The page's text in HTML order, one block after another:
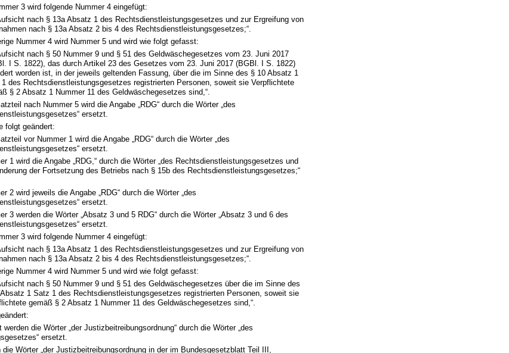
3 wird folgende Nummer 4 eingefügt:
nach § 13a Absatz 1 des Rechtsdienstleistungsgesetzes und zur Ergreifung von
nach § 13a Absatz 2 bis 4 des Rechtsdienstleistungsgesetzes;“.
Nummer 4 wird Nummer 5 und wird wie folgt gefasst:
nach § 50 Nummer 9 und § 51 des Geldwäschegesetzes vom 23. Juni 2017
I S. 1822), das durch Artikel 23 des Gesetzes vom 23. Juni 2017 (BGBl. I S. 1822)
worden ist, in der jeweils geltenden Fassung, über die im Sinne des § 10 Absatz 1
des Rechtsdienstleistungsgesetzes registrierten Personen, soweit sie Verpflichtete
§ 2 Absatz 1 Nummer 11 des Geldwäschegesetzes sind,“.
nach Nummer 5 wird die Angabe „RDG“ durch die Wörter „des
ersetzt.
folgt geändert:
vor Nummer 1 wird die Angabe „RDG“ durch die Wörter „des
ersetzt.
1 wird die Angabe „RDG,“ durch die Wörter „des Rechtsdienstleistungsgesetzes und
der Fortsetzung des Betriebs nach § 15b des Rechtsdienstleistungsgesetzes;“
2 wird jeweils die Angabe „RDG“ durch die Wörter „des
ersetzt.
3 werden die Wörter „Absatz 3 und 5 RDG“ durch die Wörter „Absatz 3 und 6 des
ersetzt.
3 wird folgende Nummer 4 eingefügt:
nach § 13a Absatz 1 des Rechtsdienstleistungsgesetzes und zur Ergreifung von
nach § 13a Absatz 2 bis 4 des Rechtsdienstleistungsgesetzes;“.
Nummer 4 wird Nummer 5 und wird wie folgt gefasst:
nach § 50 Nummer 9 und § 51 des Geldwäschegesetzes über die im Sinne des
1 Satz 1 des Rechtsdienstleistungsgesetzes registrierten Personen, soweit sie
gemäß § 2 Absatz 1 Nummer 11 des Geldwäschegesetzes sind,“.
werden die Wörter „der Justizbeitreibungsordnung“ durch die Wörter „des
ersetzt.
die Wörter „der Justizbeitreibungsordnung in der im Bundesgesetzblatt Teil III,